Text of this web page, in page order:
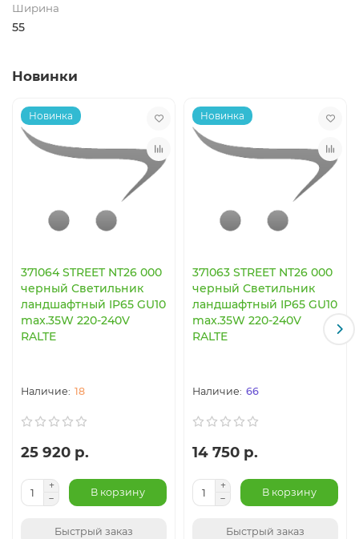
Ширина
55
Новинки
Новинка
371064 STREET NT26 000
черный Светильник
ландшафтный IP65 GU10
max.35W 220-240V
RALTE
18
25 920 р.
В корзину
Быстрый заказ
Новинка
371063 STREET NT26 000
черный Светильник
ландшафтный IP65 GU10
max.35W 220-240V
RALTE
66
14 750 р.
В корзину
Быстрый заказ